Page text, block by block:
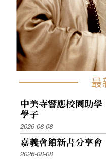
最
中美寺響應校園助
學子
2026-08-08
嘉義會館新書分享
2026-08-08